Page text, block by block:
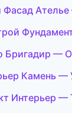
Бригадир —
Камень —
Интерьер —